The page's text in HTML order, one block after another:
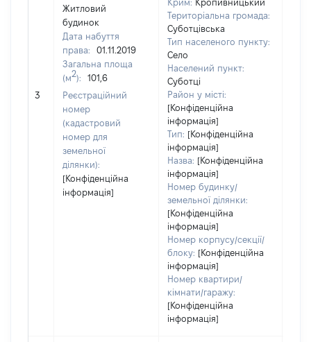
3
Житловий
будинок
Дата набуття
права:
01.11.2019
Загальна площа
(м2):
101,6
Реєстраційний
номер
(кадастровий
номер для
земельної
ділянки):
[Конфіденційна
інформація]
Крим: Кропивницький
Територіальна громада:
Суботцівська
Тип населеного пункту:
Село
Населений пункт:
Суботці
Район у місті:
[Конфіденційна
інформація]
Тип: [Конфіденційна
інформація]
Назва: [Конфіденційна
інформація]
Номер будинку/
земельної ділянки:
[Конфіденційна
інформація]
Номер корпусу/секції/
блоку: [Конфіденційна
інформація]
Номер квартири/
кімнати/гаражу:
[Конфіденційна
інформація]